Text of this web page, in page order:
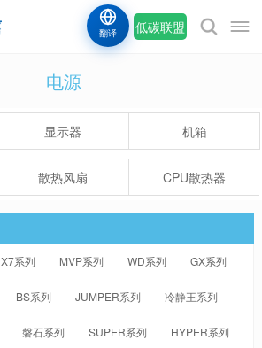
低碳联盟
翻译
电源
显示器 机箱
散热风扇 CPU散热器
X7系列 MVP系列 WD系列 GX系列
BS系列 JUMPER系列 冷静王系列
磐石系列 SUPER系列 HYPER系列